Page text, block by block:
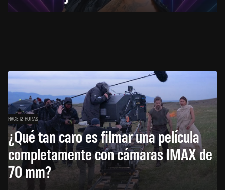
HACE 12 HORAS
¿Qué tan caro es filmar una película
completamente con cámaras IMAX de
70 mm?